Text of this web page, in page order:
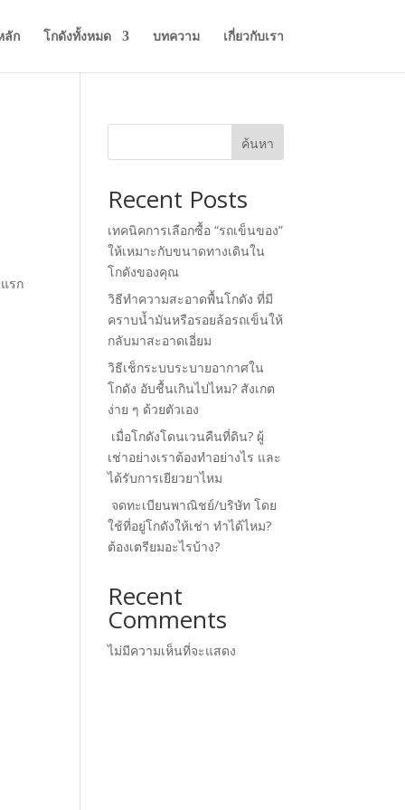
ลัก โกดังทั้งหมด บทความ เกี่ยวกับเรา
รก
ค้นหา
Recent Posts
เทคนิคการเลือกซื้อ “รถเข็นของ”
ให้เหมาะกับขนาดทางเดินใน
โกดังของคุณ
วิธีทำความสะอาดพื้นโกดัง ที่มี
คราบน้ำมันหรือรอยล้อรถเข็นให้
กลับมาสะอาดเอี่ยม
วิธีเช็กระบบระบายอากาศใน
โกดัง อับชื้นเกินไปไหม? สังเกต
ง่าย ๆ ด้วยตัวเอง
เมื่อโกดังโดนเวนคืนที่ดิน? ผู้
เช่าอย่างเราต้องทำอย่างไร และ
ได้รับการเยียวยาไหม
จดทะเบียนพาณิชย์/บริษัท โดย
ใช้ที่อยู่โกดังให้เช่า ทำได้ไหม?
ต้องเตรียมอะไรบ้าง?
Recent
Comments
ไม่มีความเห็นที่จะแสดง